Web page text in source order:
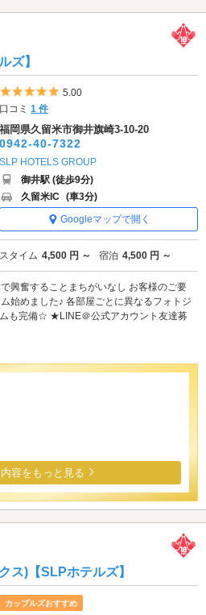
ズ】
5つ星のうち5
5.00
口コミ1 件
福岡県久留米市御井旗崎3-10-20
0942-40-7322
SLP HOTELS GROUP
御井駅 (徒歩9分)
久留米IC (車3分)
Googleマップで開く
タイム 4,500 円 ～ 宿泊 4,500 円 ～
興奮することまちがいなし お客様のご要
始めました♪ 各部屋ごとに異なるフォトジ
も完備☆ ★LINE＠公式アカウント友達募
容をもっと見る
ス)【SLPホテルズ】
カップルズおすすめ